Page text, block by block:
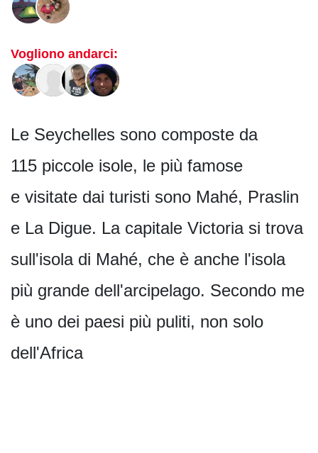
Vogliono andarci:
Le Seychelles sono composte da
115 piccole isole, le più famose
e visitate dai turisti sono Mahé, Praslin
e La Digue. La capitale Victoria si trova
sull'isola di Mahé, che è anche l'isola
più grande dell'arcipelago. Secondo me
è uno dei paesi più puliti, non solo
dell'Africa